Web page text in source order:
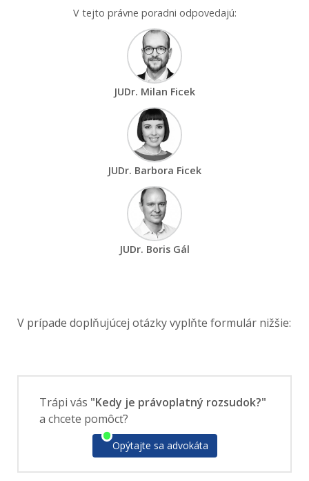
V tejto právne poradni odpovedajú:
JUDr. Milan Ficek
JUDr. Barbora Ficek
JUDr. Boris Gál
V prípade doplňujúcej otázky vyplňte formulár nižšie:
Trápi vás "Kedy je právoplatný rozsudok?"
a chcete pomôcť?
Opýtajte sa advokáta